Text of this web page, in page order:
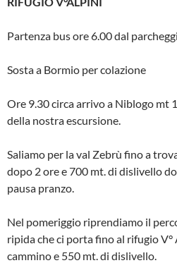
Partenza bus ore 6.00 dal
Sosta a Bormio per colazione
Ore 9.30 circa arrivo a Niblogo mt
della nostra escursione.
Saliamo per la val Zebrù fino a
dopo 2 ore e 700 mt. di dislivello
pausa pranzo.
Nel pomeriggio riprendiamo il
ripida che ci porta fino al rifugio
cammino e 550 mt. di dislivello.